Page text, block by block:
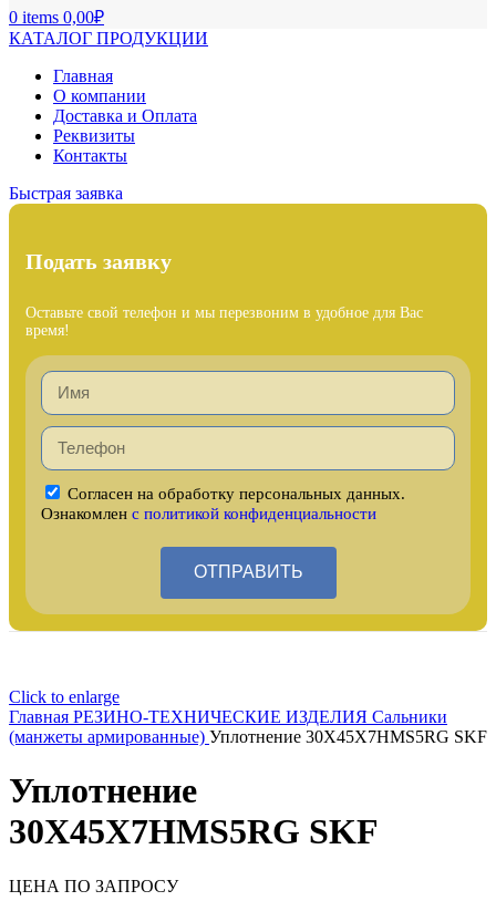
0 items 0,00₽
КАТАЛОГ ПРОДУКЦИИ
Главная
О компании
Доставка и Оплата
Реквизиты
Контакты
Быстрая заявка
Подать заявку
Оставьте свой телефон и мы перезвоним в удобное для Вас
время!
Согласен на обработку персональных данных.
Ознакомлен с политикой конфиденциальности
ОТПРАВИТЬ
Click to enlarge
Главная РЕЗИНО-ТЕХНИЧЕСКИЕ ИЗДЕЛИЯ Сальники
(манжеты армированные) Уплотнение 30X45X7HMS5RG SKF
Уплотнение
30X45X7HMS5RG SKF
ЦЕНА ПО ЗАПРОСУ